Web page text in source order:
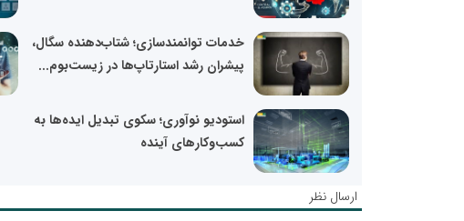
خدمات توانمندسازی؛ شتاب‌دهنده سگال،
پیشران رشد استارتاپ‌ها در زیست‌بوم...
استودیو نوآوری؛ سکوی تبدیل ایده‌ها به
کسب‌وکارهای آینده
ارسال نظر